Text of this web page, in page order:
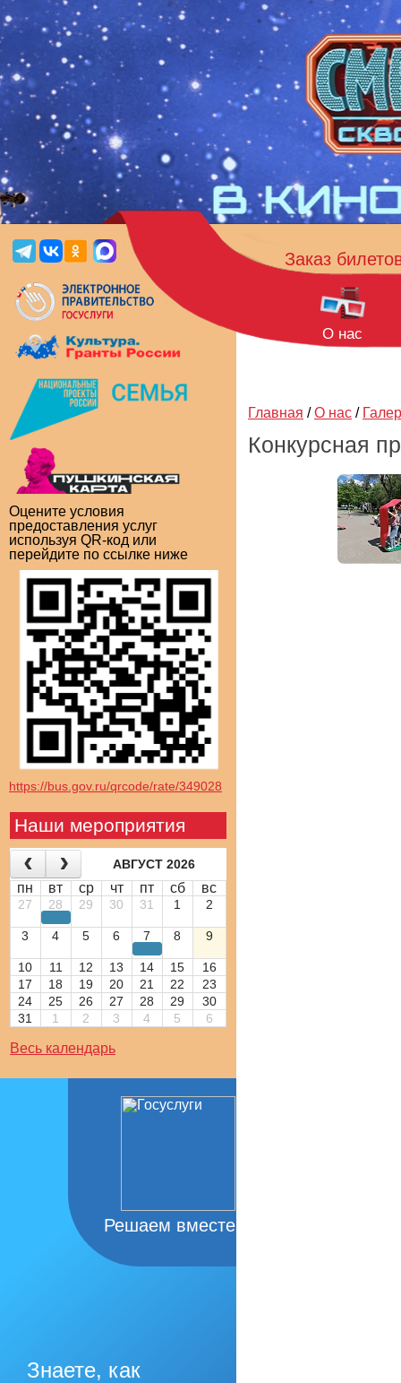
Оцените условия
предоставления услуг
используя QR-код или
перейдите по ссылке ниже
https://bus.gov.ru/qrcode/rate/349028
Наши мероприятия
АВГУСТ 2026
пн вт ср чт пт сб вс
27 28 29 30 31 1 2
3 4 5 6 7 8 9
10 11 12 13 14 15
16
17
18 19 20 21 22
23
24
25 26 27 28 29
30
31
1 2 3 4 5 6
Весь календарь
Решаем вместе
Знаете, как
Заказ
О нас
Главная / О нас /
Конкурсная